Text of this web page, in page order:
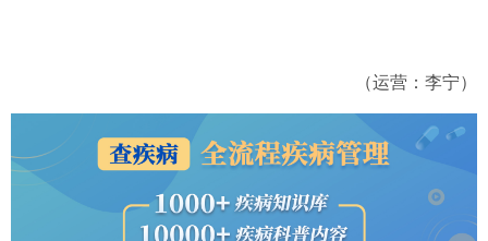
（运营：李宁）